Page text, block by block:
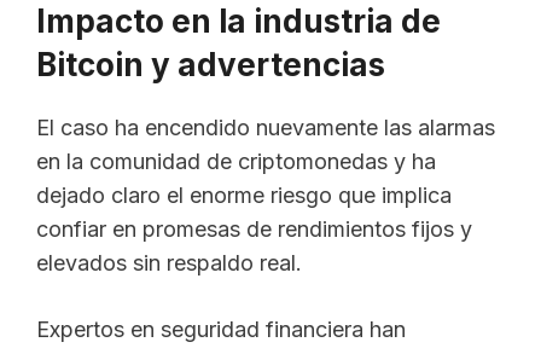
Impacto en la industria de
Bitcoin y advertencias
El caso ha encendido nuevamente las alarmas
en la comunidad de criptomonedas y ha
dejado claro el enorme riesgo que implica
confiar en promesas de rendimientos fijos y
elevados sin respaldo real.
Expertos en seguridad financiera han